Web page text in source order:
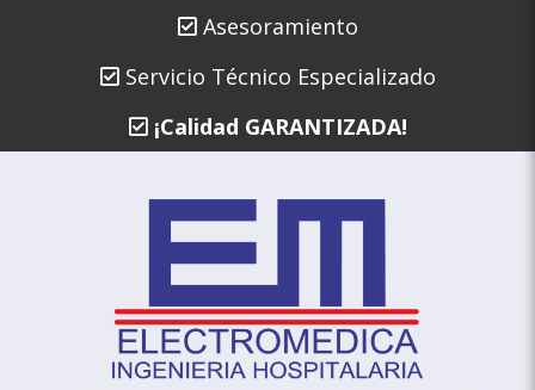
Asesoramiento
Servicio Técnico Especializado
¡Calidad GARANTIZADA!